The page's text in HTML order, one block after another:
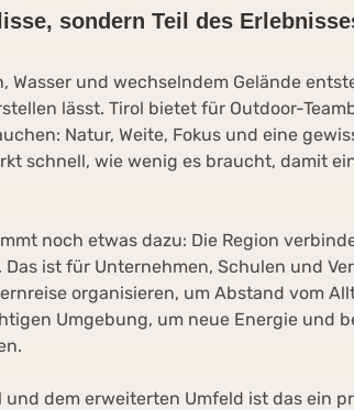
sondern Teil des
Wasser und wechselndem Gelände
lässt. Tirol bietet für Outdoor-
Natur, Weite, Fokus und eine
schnell, wie wenig es braucht, damit
noch etwas dazu: Die Region
ist für Unternehmen, Schulen und
organisieren, um Abstand vom
Umgebung, um neue Energie und
und dem erweiterten Umfeld ist das ein